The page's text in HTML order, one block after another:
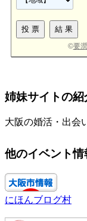
©要潤
姉妹サイトの紹
大阪の婚活・出会
他のイベント
にほんブログ村